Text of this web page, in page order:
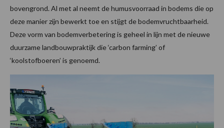
bovengrond. Al met al neemt de humusvoorraad in bodems die op
deze manier zijn bewerkt toe en stijgt de bodemvruchtbaarheid.
Deze vorm van bodemverbetering is geheel in lijn met de nieuwe
duurzame landbouwpraktijk die ‘carbon farming’ of
‘koolstofboeren’ is genoemd.